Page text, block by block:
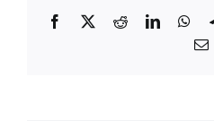
Facebook
X RedditLinkedIn